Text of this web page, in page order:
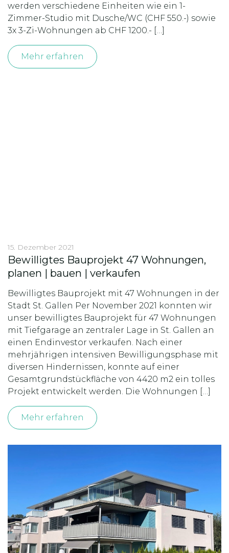
werden verschiedene Einheiten wie ein 1-
Zimmer-Studio mit Dusche/WC (CHF 550.-) sowie
3x 3-Zi-Wohnungen ab CHF 1200.- […]
Mehr erfahren
15. Dezember 2021
Bewilligtes Bauprojekt 47 Wohnungen,
planen | bauen | verkaufen
Bewilligtes Bauprojekt mit 47 Wohnungen in der
Stadt St. Gallen Per November 2021 konnten wir
unser bewilligtes Bauprojekt für 47 Wohnungen
mit Tiefgarage an zentraler Lage in St. Gallen an
einen Endinvestor verkaufen. Nach einer
mehrjährigen intensiven Bewilligungsphase mit
diversen Hindernissen, konnte auf einer
Gesamtgrundstückfläche von 4420 m2 ein tolles
Projekt entwickelt werden. Die Wohnungen […]
Mehr erfahren